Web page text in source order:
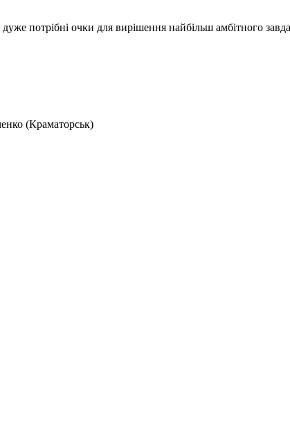
потрібні очки для вирішення найбільш амбітного
(Краматорськ)